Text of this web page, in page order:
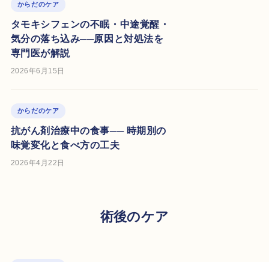
からだのケア
タモキシフェンの不眠・中途覚醒・
気分の落ち込み──原因と対処法を
専門医が解説
2026年6月15日
からだのケア
抗がん剤治療中の食事── 時期別の
味覚変化と食べ方の工夫
2026年4月22日
術後のケア